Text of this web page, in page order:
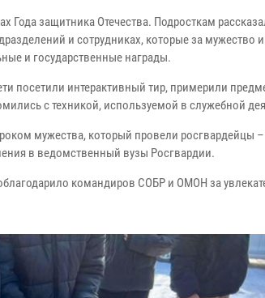
Года защитника Отечества. Подросткам
и сотрудниках, которые за мужество и
и государственные награды.
посетили интерактивный тир, примерили
с техникой, используемой в служебной
мужества, который провели росгвардейцы –
в ведомственный вузы Росгвардии.
командиров СОБР и ОМОН за